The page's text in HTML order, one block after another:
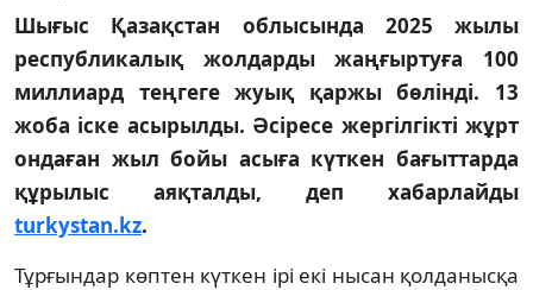
Шығыс Қазақстан облысында 2025 жылы
республикалық жолдарды жаңғыртуға 100
миллиард теңгеге жуық қаржы бөлінді. 13
жоба іске асырылды. Әсіресе жергілгікті жұрт
ондаған жыл бойы асыға күткен бағыттарда
құрылыс аяқталды, деп хабарлайды
turkystan.kz.
Тұрғындар көптен күткен ірі екі нысан қолданысқа